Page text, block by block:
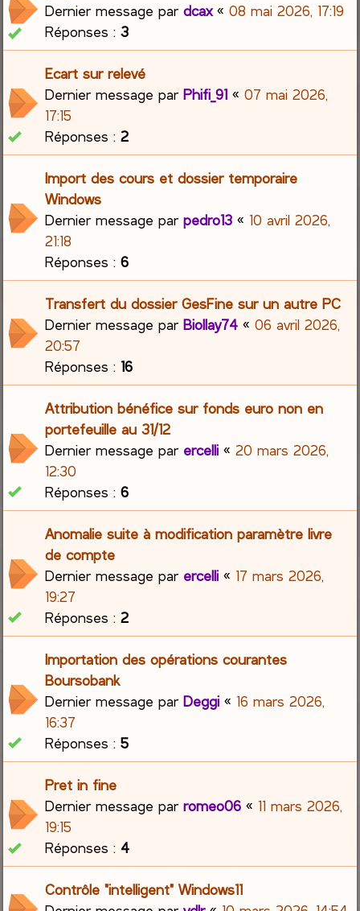
Dernier message pardcax«08 mai 2026, 17:19
Réponses :3
Ecart sur relevé
Dernier message parPhifi_91 «07 mai 2026,
17:15
Réponses :2
Import des cours et dossier temporaire
Windows
Dernier message parpedro13 « 10 avril 2026,
21:18
Réponses :6
Transfert du dossier GesFine sur un autre PC
Dernier message parBiollay74 «06 avril 2026,
20:57
Réponses :16
Attribution bénéfice sur fonds euro non en
portefeuille au 31/12
Dernier message par ercelli «20 mars 2026,
12:30
Réponses :6
Anomalie suite à modification paramètre livre
de compte
Dernier message par ercelli « 17 mars 2026,
19:27
Réponses :2
Importation des opérations courantes
Boursobank
Dernier message parDeggi « 16 mars 2026,
16:37
Réponses :5
Pret in fine
Dernier message parromeo06 « 11 mars 2026,
19:15
Réponses : 4
Contrôle "intelligent" Windows11